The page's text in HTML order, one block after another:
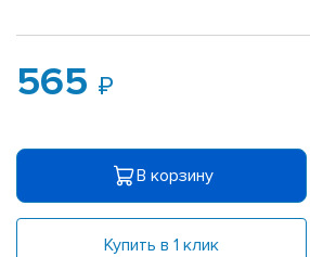
565
В корзину
Купить в 1 клик